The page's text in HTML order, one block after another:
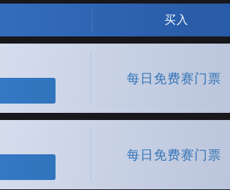
买入
每日免费赛门票
每日免费赛门票